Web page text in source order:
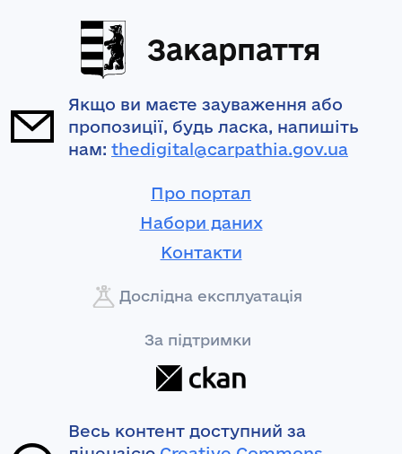
Закарпаття
Якщо ви маєте зауваження або
пропозиції, будь ласка, напишіть
нам: thedigital@carpathia.gov.ua
Про портал
Набори даних
Контакти
Дослідна експлуатація
За підтримки
Весь контент доступний за